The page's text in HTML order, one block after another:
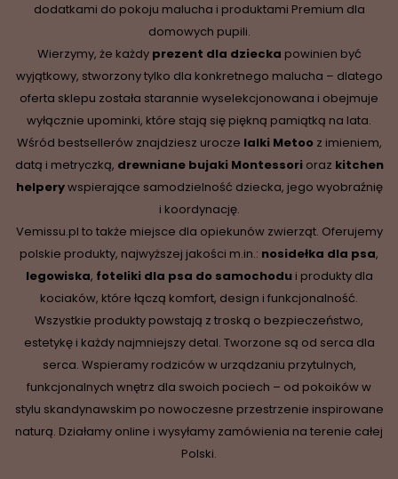
dodatkami do pokoju malucha i produktami Premium dla
domowych pupili.
Wierzymy, że każdy prezent dla dziecka powinien być
wyjątkowy, stworzony tylko dla konkretnego malucha – dlatego
oferta sklepu została starannie wyselekcjonowana i obejmuje
wyłącznie upominki, które stają się piękną pamiątką na lata.
Wśród bestsellerów znajdziesz urocze lalki Metoo z imieniem,
datą i metryczką, drewniane bujaki Montessorioraz kitchen
helperywspierające samodzielność dziecka, jego wyobraźnię
i koordynację.
Vemissu.pl to także miejsce dla opiekunów zwierząt. Oferujemy
polskie produkty, najwyższej jakości m.in.: nosidełka dla psa,
legowiska, foteliki dla psa do samochodui produkty dla
kociaków, które łączą komfort, design i funkcjonalność.
Wszystkie produkty powstają z troską o bezpieczeństwo,
estetykę i każdy najmniejszy detal. Tworzone są od serca dla
serca. Wspieramy rodziców w urządzaniu przytulnych,
funkcjonalnych wnętrz dla swoich pociech – od pokoików w
stylu skandynawskim po nowoczesne przestrzenie inspirowane
naturą. Działamy online i wysyłamy zamówienia na terenie całej
Polski.